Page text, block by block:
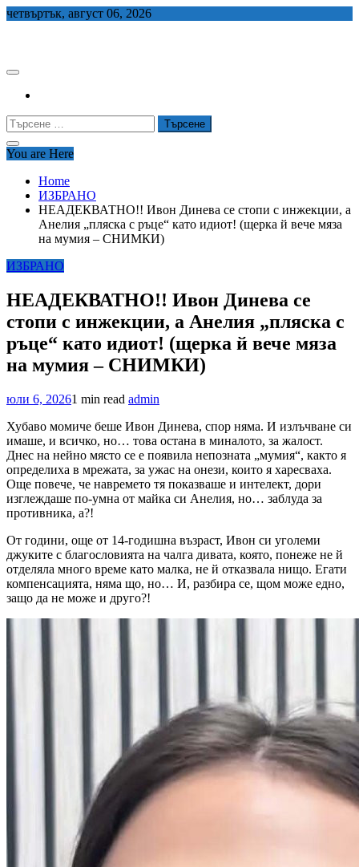
Skip
четвъртък, август 06, 2026
Търсене
за:
You are Here
Home
ИЗБРАНО
НЕАДЕКВАТНО!! Ивон Динева се стопи с инжекции, а
Анелия „пляска с ръце“ като идиот! (щерка й вече мяза
на мумия – СНИМКИ)
ИЗБРАНО
НЕАДЕКВАТНО!! Ивон Динева се
стопи с инжекции, а Анелия „пляска с
ръце“ като идиот! (щерка й вече мяза
на мумия – СНИМКИ)
юли 6, 20261 min read admin
Хубаво момиче беше Ивон Динева, спор няма. И излъчване си
имаше, и всичко, но… това остана в миналото, за жалост.
Днес на нейно място се е появила непозната „мумия“, както я
определиха в мрежата, за ужас на онези, които я харесваха.
Още повече, че навремето тя показваше и интелект, дори
изглеждаше по-умна от майка си Анелия, но… заблуда за
противника, а?!
От години, още от 14-годишна възраст, Ивон си уголеми
джуките с благословията на чалга дивата, която, понеже не й
отделяла много време като малка, не й отказвала нищо. Егати
компенсацията, няма що, но… И, разбира се, щом може едно,
защо да не може и друго?!